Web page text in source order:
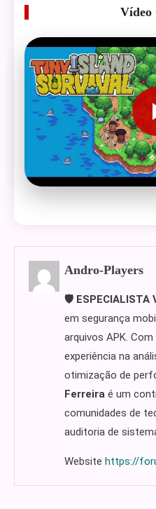
Vídeo
Andro-Players
🛡️ ESPECIALISTA
em segurança
arquivos APK.
experiência na
otimização de
Ferreira é um
comunidades de
auditoria de
Website https://